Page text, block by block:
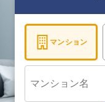
マンション